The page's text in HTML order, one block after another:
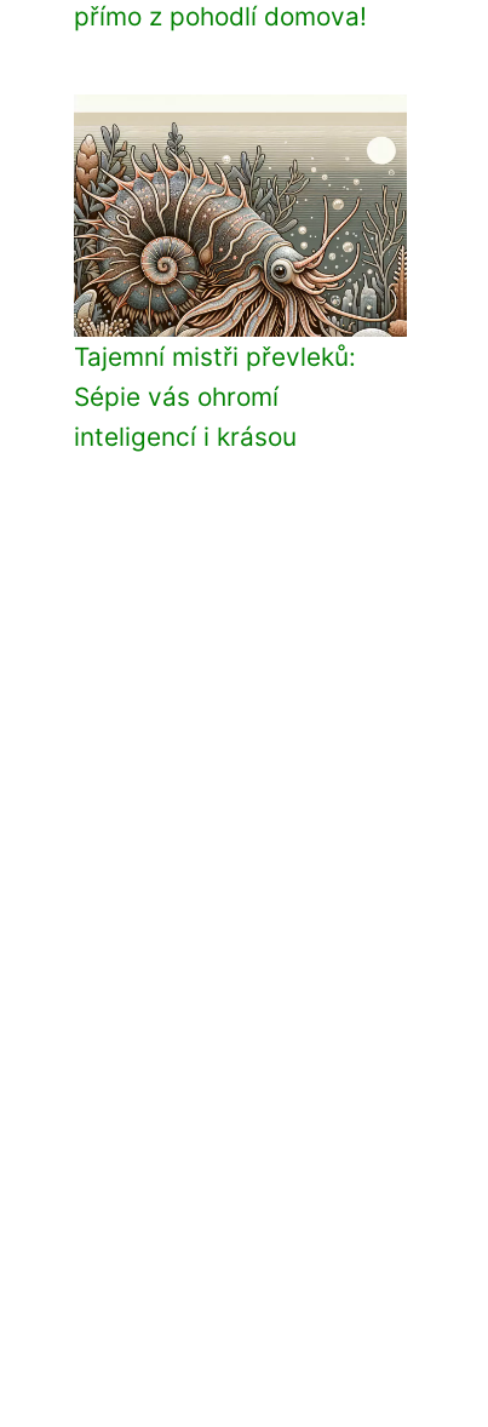
přímo z pohodlí domova!
Tajemní mistři převleků:
Sépie vás ohromí
inteligencí i krásou